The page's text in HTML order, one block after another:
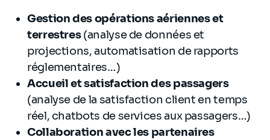
Gestion des opérations aériennes et
terrestres(analyse de données et
projections, automatisation de rapports
réglementaires…)
Accueil et satisfaction des passagers
(analyse de la satisfaction client en temps
réel, chatbots de services aux passagers…)
Collaboration avec les partenaires